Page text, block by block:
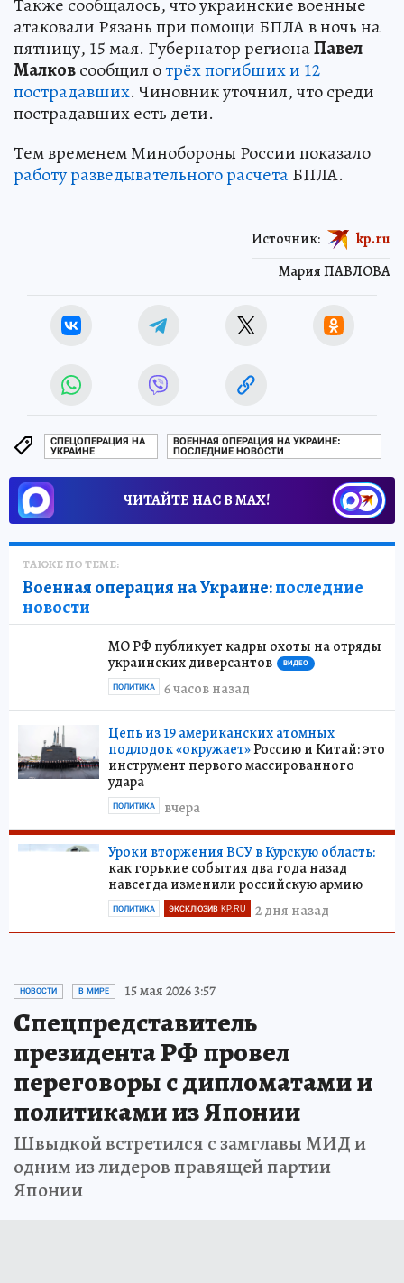
Также сообщалось, что украинские военные
атаковали Рязань при помощи БПЛА в ночь на
пятницу, 15 мая. Губернатор регионаПавел
Малковсообщил отрёх погибших и 12
пострадавших. Чиновник уточнил, что среди
пострадавших есть дети.
Тем временем Минобороны России показало
работу разведывательного расчетаБПЛА.
Мария ПАВЛОВА
Источник: kp.ru
СПЕЦОПЕРАЦИЯ НА
УКРАИНЕ
ВОЕННАЯ ОПЕРАЦИЯ НА УКРАИНЕ:
ПОСЛЕДНИЕ НОВОСТИ
ЧИТАЙТЕ НАС В МАХ!
ТАКЖЕ ПО ТЕМЕ:
Военная операция на Украине:последние
новости
МО РФ публикует кадры охоты на отряды
украинских диверсантов
ВИДЕО
6 часов назад
ПОЛИТИКА
Цепь из 19 американских атомных
подлодок «окружает»Россию и Китай: это
инструмент первого массированного
удара
вчера
ПОЛИТИКА
Уроки вторжения ВСУ в Курскую область:
как горькие события два года назад
навсегда изменили российскую армию
2 дня назад
ПОЛИТИКА ЭКСКЛЮЗИВ KP.RU
НОВОСТИ В МИРЕ 15 мая 2026 3:57
Спецпредставитель
президента РФ провел
переговоры с дипломатами и
политиками из Японии
Швыдкой встретился с замглавы МИД и
одним из лидеров правящей партии
Японии